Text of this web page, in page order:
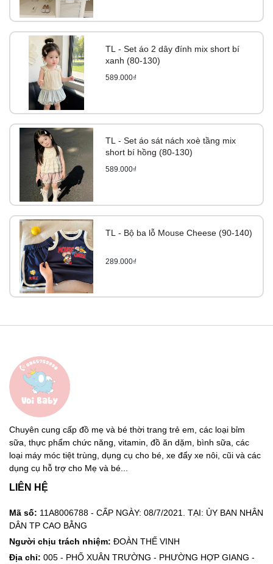
TL - Set áo 2 dây đính mix short bí
xanh (80-130)
589.000₫
TL - Set áo sát nách xoè tầng mix
short bí hồng (80-130)
589.000₫
TL - Bộ ba lỗ Mouse Cheese (90-140)
289.000₫
Chuyên cung cấp đồ mẹ và bé thời trang trẻ em, các loại bỉm
sữa, thực phẩm chức năng, vitamin, đồ ăn dặm, bình sữa, các
loại máy móc tiệt trùng, dụng cụ cho bé, xe đẩy xe nôi, cũi và các
dụng cụ hỗ trợ cho Mẹ và bé...
LIÊN HỆ
Mã số: 11A8006788 - CẤP NGÀY: 08/7/2021. TẠI: ỦY BAN NHÂN
DÂN TP CAO BẰNG
Người chịu trách nhiệm: ĐOÀN THẾ VINH
Địa chỉ: 005 - PHỐ XUÂN TRƯỜNG - PHƯỜNG HỢP GIANG -